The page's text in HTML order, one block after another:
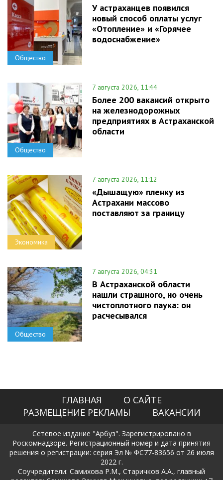
Общество
У астраханцев появился
новый способ оплаты услуг
«Отопление» и «Горячее
водоснабжение»
Общество
7 августа 2026, 11:44
Более 200 вакансий открыто
на железнодорожных
предприятиях в Астраханской
области
Экономика
7 августа 2026, 11:12
«Дышащую» пленку из
Астрахани массово
поставляют за границу
Общество
7 августа 2026, 04:31
В Астраханской области
нашли страшного, но очень
чистоплотного паука: он
расчесывался
ГЛАВНАЯ
О САЙТЕ
РАЗМЕЩЕНИЕ РЕКЛАМЫ
ВАКАНСИИ
Сетевое издание "Арбуз". Зарегистрировано в
Роскомнадзоре. Регистрационный номер и дата принятия
решения о регистрации: серия Эл № ФС77-83656 от 26 июля
2022 г.
Соучредители: Самихова Р.М., Старичков А.А., главный